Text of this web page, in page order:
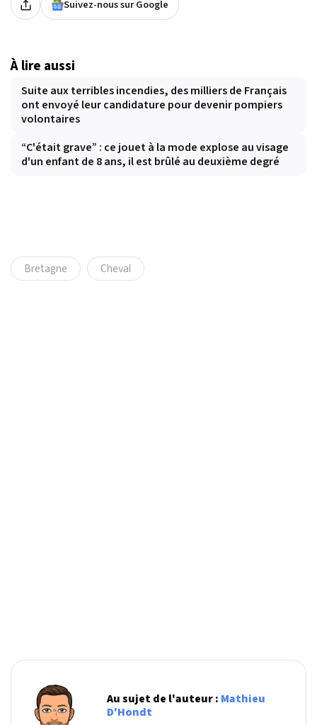
Suivez-nous sur Google
À lire aussi
Suite aux terribles incendies, des milliers de Français
ont envoyé leur candidature pour devenir pompiers
volontaires
“C'était grave” : ce jouet à la mode explose au visage
d'un enfant de 8 ans, il est brûlé au deuxième degré
Bretagne Cheval
Au sujet de l'auteur : Mathieu
D'Hondt